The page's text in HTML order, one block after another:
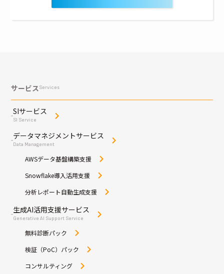
サービス Services
SIサービス
SI Service
データマネジメントサービス
Data Management
AWSデータ基盤構築支援
Snowflake導入活用支援
分析レポート自動生成支援
生成AI活用支援サービス
Generative AI Support Service
無料診断パック
検証（PoC）パック
コンサルティング